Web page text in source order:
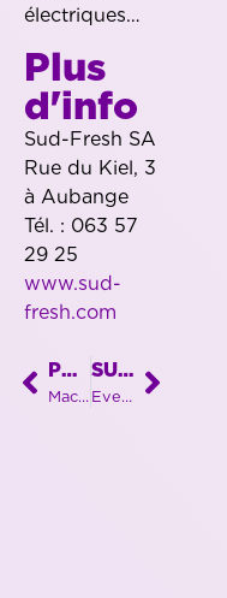
électriques…
Plus
d'info
Sud-Fresh SA
Rue du Kiel, 3
à Aubange
Tél. : 063 57
29 25
www.sud-
fresh.com
PRÉCÉDENT
Machine laser unique pour une entreprise libramontoise toujours pionnière !
SUIVANT
Event international chez LUXFLY